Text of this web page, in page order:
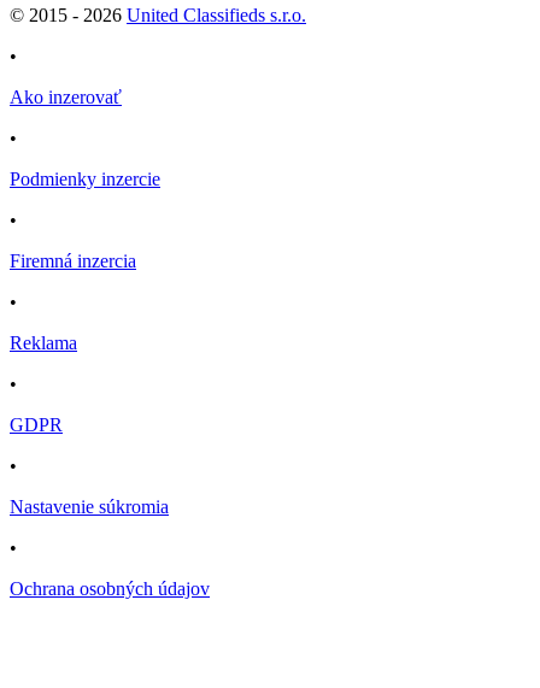
© 2015 - 2026 United Classifieds s.r.o.
•
Ako inzerovať
•
Podmienky inzercie
•
Firemná inzercia
•
Reklama
•
GDPR
•
Nastavenie súkromia
•
Ochrana osobných údajov